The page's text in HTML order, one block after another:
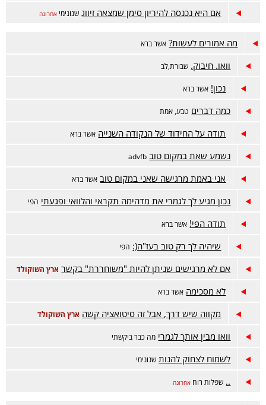
אם היא נכנסה להיריון סימן שמצאה זיווג שנונימי אחרונה
מה אמורים לעשות? אשר ברא
וואו. חיבוק. שבורת,לב
נכון! אשר ברא
כמה דברים טבע, אמת
תודה על החידוד של הנקודה השנייה אשר ברא
נשמע שאת במקום טוב advfb
אני באמת מרגישה שאני במקום טוב אשר ברא
נכון מגיע לך לגמרי את מדהימה תקראי והלוואי ופגעתי הפי
תודה הפי! אשר ברא
שיהיה לך רק טוב בעז"ה(: הפי
אם לא מרגישים שניתן להיות "משוחררת" בקשר ארץ השוקולד
לא מסכימה אשר ברא
מקווה שיש דרך, אבל זה סיטואציה קשה ארץ השוקולד
וואו מבין אותך לגמרי מה כבר ביקשתי
לשמוח לצחוק להנות שנונימי
.. שפלות רוח אחרונה